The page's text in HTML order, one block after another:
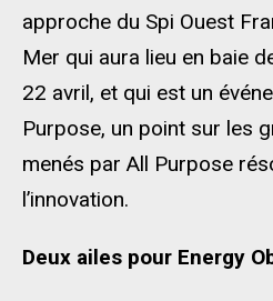
approche du Spi Ouest
Mer qui aura lieu en baie
22 avril, et qui est un
Purpose, un point sur les
menés par All Purpose
l’innovation.
Deux ailes pour Energy